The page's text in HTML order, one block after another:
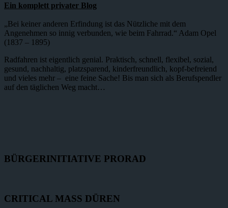
Ein komplett privater Blog
„Bei keiner anderen Erfindung ist das Nützliche mit dem
Angenehmen so innig verbunden, wie beim Fahrrad.“ Adam Opel
(1837 – 1895)
Radfahren ist eigentlich genial. Praktisch, schnell, flexibel, sozial,
gesund, nachhaltig, platzsparend, kinderfreundlich, kopf-befreiend
und vieles mehr – eine feine Sache! Bis man sich als Berufspendler
auf den täglichen Weg macht…
BÜRGERINITIATIVE PRORAD
CRITICAL MASS DÜREN